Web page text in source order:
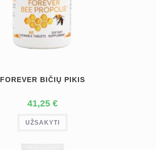
FOREVER BIČIŲ PIKIS
41,25 €
UŽSAKYTI